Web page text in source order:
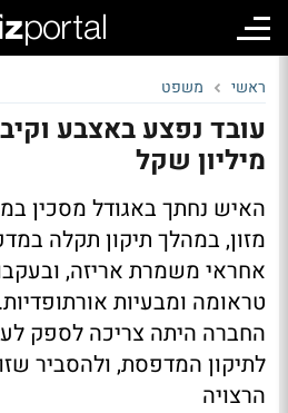
ראשי משפט
מיליון שקל
האיש נחתך באגודל מסכין
מזון, במהלך תיקון תקלה
אחראי משמרת אריזה,
טראומה ומבעיות
החברה היתה צריכה לספק
לתיקון המדפסת, ולהסביר
הרצויה